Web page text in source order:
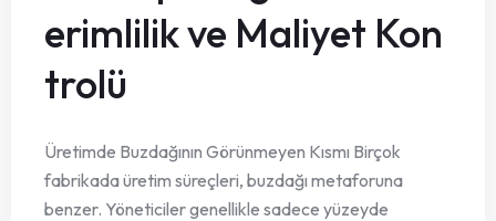
erimlilik ve Maliyet Kon
trolü
Üretimde Buzdağının Görünmeyen Kısmı Birçok
fabrikada üretim süreçleri, buzdağı metaforuna
benzer. Yöneticiler genellikle sadece yüzeyde